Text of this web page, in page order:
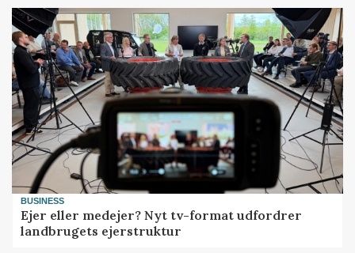
BUSINESS
Ejer eller medejer? Nyt tv-format udfordrer
landbrugets ejerstruktur